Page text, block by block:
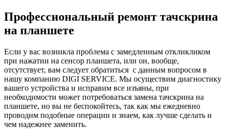
Профессиональный ремонт тачскрина
на планшете
Если у вас возникла проблема с замедленным откликликом
при нажатии на сенсор планшета, или он, вообще,
отсутствует, вам следует обратиться с данным вопросом в
нашу компанию DIGI SERVICE. Мы осуществим диагностику
вашего устройства и исправим все изъяны, при
необходимости может потребоваться замена тачскрина на
планшете, но вы не беспокойтесь, так как мы ежедневно
проводим подобные операции и знаем, как лучше сделать и
чем надежнее заменить.